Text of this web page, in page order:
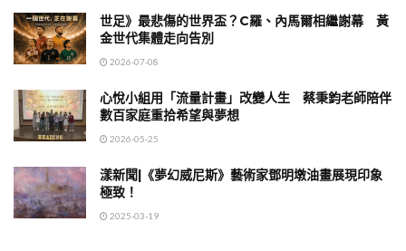
世足》最悲傷的世界盃？C羅、內馬爾相繼謝幕 黃
金世代集體走向告別
2026-07-08
心悅小組用「流量計畫」改變人生 蔡秉鈞老師陪伴
數百家庭重拾希望與夢想
2026-05-25
漾新聞|《夢幻威尼斯》藝術家鄧明墩油畫展現印象
極致！
2025-03-19